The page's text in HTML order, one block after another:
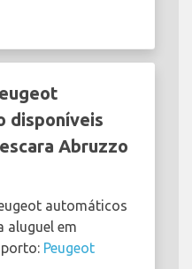
disponíveis
Abruzzo
automáticos
aluguel em
Peugeot